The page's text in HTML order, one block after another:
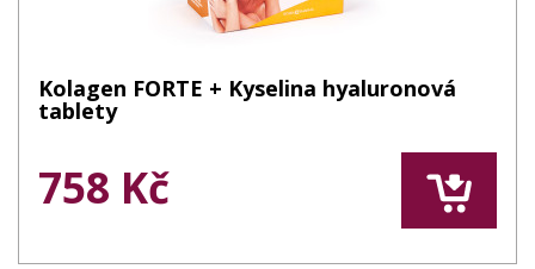
Kolagen FORTE + Kyselina hyaluronová
tablety
758 Kč